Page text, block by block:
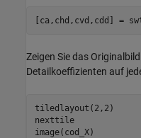
[ca,chd,cvd,cdd] =
Zeigen Sie das
Detailkoeffizienten auf
tiledlayout(2,2)
nexttile
image(cod_X)